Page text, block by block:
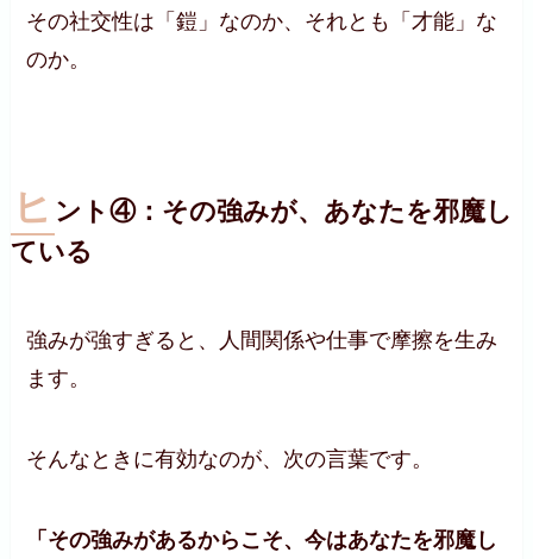
その社交性は「鎧」なのか、それとも「才能」な
のか。
ヒ ント④：その強みが、あなたを邪魔し
ている
強みが強すぎると、人間関係や仕事で摩擦を生み
ます。
そんなときに有効なのが、次の言葉です。
「その強みがあるからこそ、今はあなたを邪魔し